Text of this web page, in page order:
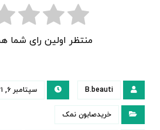
منتظر اولین رای شما
B.beauti سپتامبر ۶, ۲۰۲۱
خریدصابون نمک